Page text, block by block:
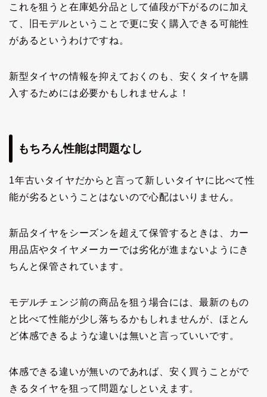
これを狙うと在庫処分品として値段が下がるのに加え
て、旧モデルということで更に安く購入できる可能性
があるというわけですね。
新型タイヤの情報を抑えておくのも、安くタイヤを購
入するためには必要かもしれませんよ！
もちろん性能は問題なし
1年古いタイヤだからと言って新しいタイヤに比べて性
能が劣るということはないので心配はいりません。
新品タイヤをシーズンを超えて保管するときは、カー
用品店やタイヤメーカーでは劣化が進まないようにき
ちんと保管されています。
モデルチェンジ前の商品を狙う場合には、最新のもの
と比べて性能が少し落ちるかもしれませんが、ほとん
ど体感できるような違いは無いと言っていいです。
体感できる違いが無いのであれば、安く買うことがで
きるタイヤを狙って問題なしといえます。